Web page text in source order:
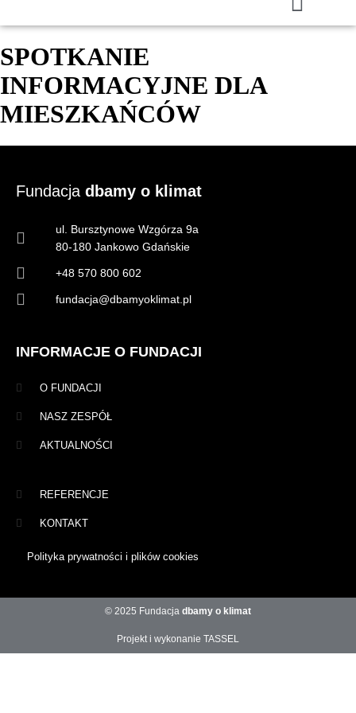
SPOTKANIE
INFORMACYJNE DLA
MIESZKAŃCÓW
Fundacja dbamy o klimat
ul. Bursztynowe Wzgórza 9a
80-180 Jankowo Gdańskie
+48 570 800 602
fundacja@dbamyoklimat.pl
INFORMACJE O FUNDACJI
O FUNDACJI
NASZ ZESPÓŁ
AKTUALNOŚCI
REFERENCJE
KONTAKT
Polityka prywatności i plików cookies
© 2025 Fundacja dbamy o klimat
Projekt i wykonanie TASSEL